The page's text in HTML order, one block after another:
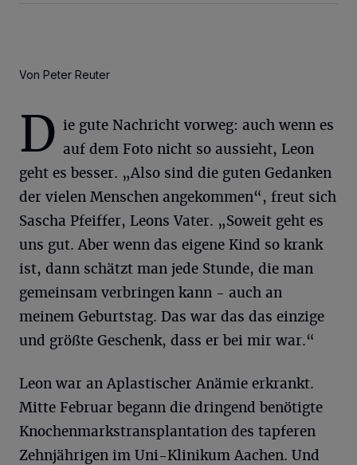
Von Peter Reuter
D ie gute Nachricht vorweg: auch wenn es
auf dem Foto nicht so aussieht, Leon
geht es besser. „Also sind die guten Gedanken
der vielen Menschen angekommen“, freut sich
Sascha Pfeiffer, Leons Vater. „Soweit geht es
uns gut. Aber wenn das eigene Kind so krank
ist, dann schätzt man jede Stunde, die man
gemeinsam verbringen kann - auch an
meinem Geburtstag. Das war das das einzige
und größte Geschenk, dass er bei mir war.“
Leon war an Aplastischer Anämie erkrankt.
Mitte Februar begann die dringend benötigte
Knochenmarkstransplantation des tapferen
Zehnjährigen im Uni-Klinikum Aachen. Und